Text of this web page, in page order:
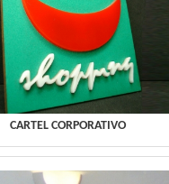
CARTEL CORPORATIVO